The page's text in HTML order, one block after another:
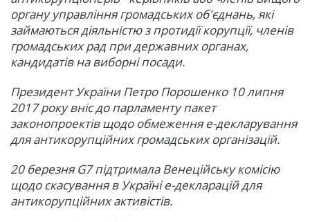
органу управління громадських об'єднань, які
займаються діяльністю з протидії корупції, членів
громадських рад при державних органах,
кандидатів на виборні посади.
Президент України Петро Порошенко 10 липня
2017 року вніс до парламенту пакет
законопроектів щодо обмеження е-декларування
для антикорупційних громадських організацій.
20 березня G7 підтримала Венеційську комісію
щодо скасування в Україні е-декларацій для
антикорупційних активістів.